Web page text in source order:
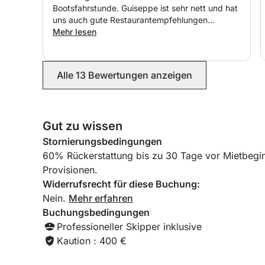
☕ Kostenlose Leckereien an Bord: Genießen
und Kaffee an Bord! 🍩☕
🚗 Transferservice: Wir bieten Transfers zum
von 5 km an.
unbeschwert.
⏳ Mietoptionen:
✔ Ganztägig
✔ Halbtägig (Vormittag oder Nachmittag)
⛽ Treibstoffkosten: Unsere Gäste geben in der
Eine Tankstelle befindet sich direkt im Yachthafen.
Bootsfahrstunde. Guiseppe ist sehr nett und hat
uns auch gute Restaurantempfehlungen
gegeben :) Wir waren zu siebt und das Boot hat
Mehr lesen
Alle 13 Bewertungen anzeigen
Gut zu wissen
Stornierungsbedingungen
60% Rückerstattung bis zu 30 Tage vor
Provisionen.
Widerrufsrecht für diese Buchung:
Nein. Mehr erfahren
Buchungsbedingungen
Professioneller Skipper inklusive
Kaution : 400 €